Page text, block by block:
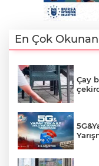
En Çok
Çay